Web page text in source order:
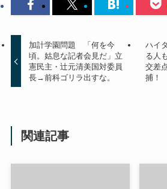
加計学園問題 「何を今
頃。姑息な記者会見だ」立
憲民主・辻元清美国対委員
長→前科ゴリラ出すな。
ハイ
る人
交差
捕！
関連記事